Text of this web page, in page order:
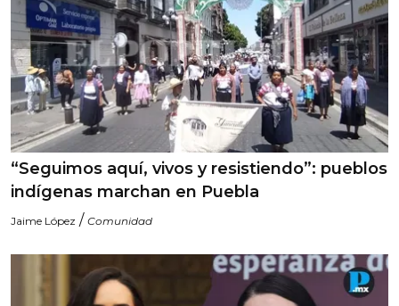
“Seguimos aquí, vivos y resistiendo”: pueblos
indígenas marchan en Puebla
Jaime López / Comunidad